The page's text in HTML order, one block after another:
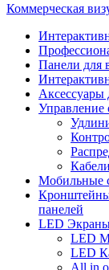
Коммерческая
Панели для
Аксессуары
Управление
Мобильные
Кронштейны
панелей
LED
LED
LED
All in